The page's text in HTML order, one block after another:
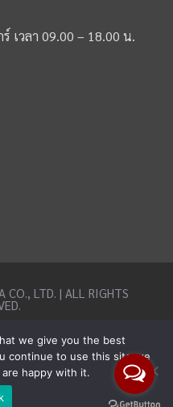
เวลา 09.00 – 18.00 น.
CO., LTD. | ALL RIGHTS
we give you the best
continue to use this site we
happy with it.